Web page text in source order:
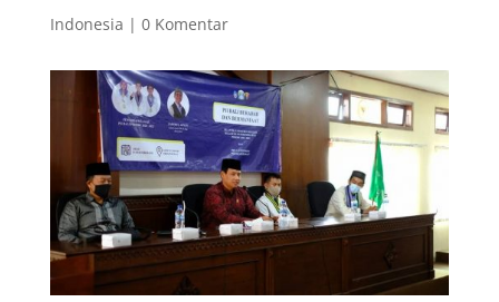
Indonesia | 0 Komentar